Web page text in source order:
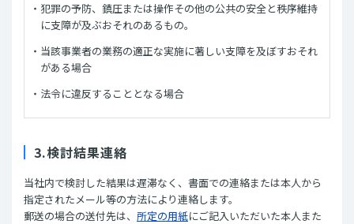
犯罪の予防、鎮圧または操作その他の公共の安全と秩序維持
に支障が及ぶおそれのあるもの。
当該事業者の業務の適正な実施に著しい支障を及ぼすおそれ
がある場合
法令に違反することとなる場合
3.検討結果連絡
当社内で検討した結果は遅滞なく、書面での連絡または本人から
指定されたメール等の方法により連絡します。
郵送の場合の送付先は、 所定の用紙にご記入いただいた本人また